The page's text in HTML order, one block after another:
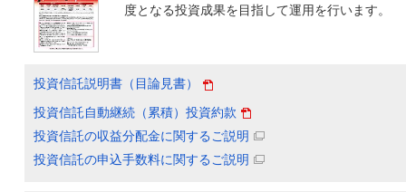
度となる投資成果を目指して運用を行います。
投資信託説明書（目論見書）
投資信託自動継続（累積）投資約款
投資信託の収益分配金に関するご説明
投資信託の申込手数料に関するご説明